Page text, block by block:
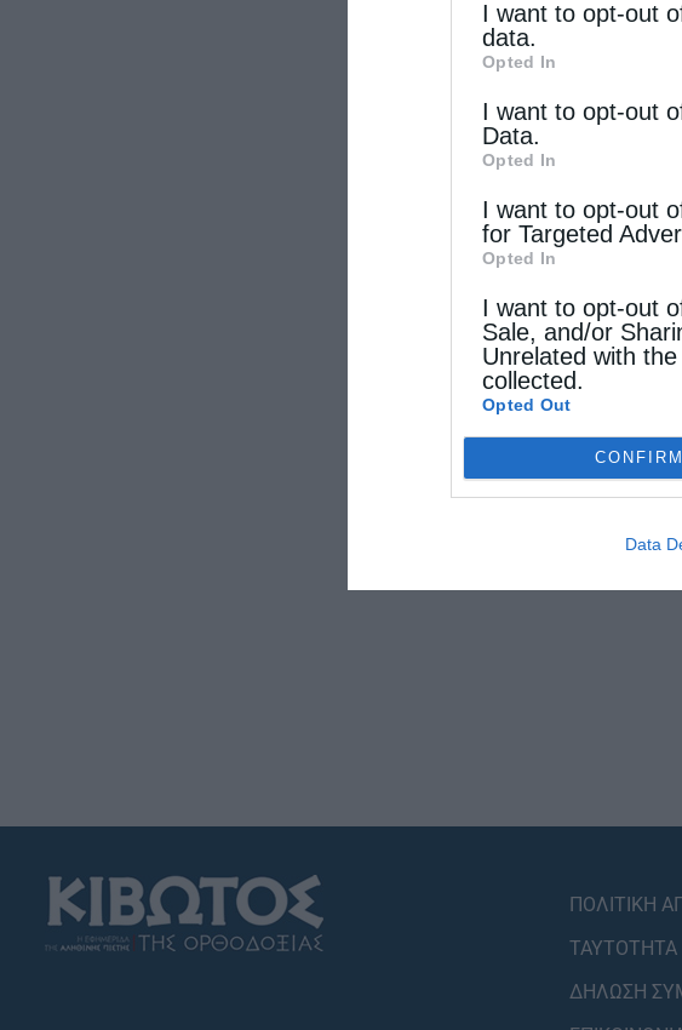
other third parties.
I want to opt-out
data.
Opted In
I want to opt-out
Data.
Opted In
I want to opt-out
for Targeted
Opted In
I want to opt-out
Sale, and/or
Unrelated with
collected.
Opted Out
CONFIRM
Data
ΠΟΛΙΤΙΚΗ
ΤΑΥΤΟΤΗΤΑ
ΔΗΛΩΣΗ